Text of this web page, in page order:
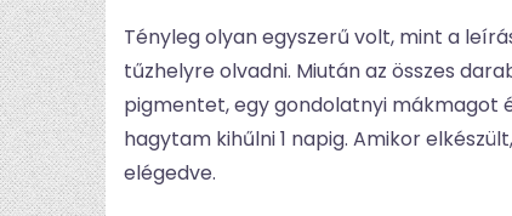
Tényleg olyan egyszerű volt, mint a
tűzhelyre olvadni. Miután az összes
pigmentet, egy gondolatnyi mákmagot
hagytam kihűlni 1 napig. Amikor
elégedve.